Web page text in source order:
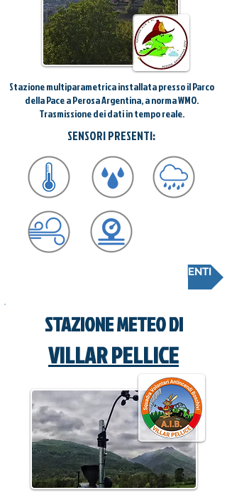
Stazione multiparametrica installata presso il Parco
della Pace a Perosa Argentina, a norma WMO.
Trasmissione dei dati in tempo reale.
SENSORI PRESENTI:
CONSULTA LA SCHEDA RILEVAMENTI
STAZIONE METEO DI
VILLAR PELLICE